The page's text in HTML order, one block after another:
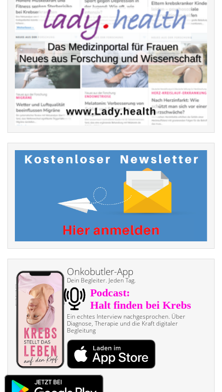
Onkobutler-App
Dein Begleiter. Jeden Tag.
Ein echtes Interview nach­gesprochen. Über
Diagnose, Therapie und die Kraft digitaler
Begleitung